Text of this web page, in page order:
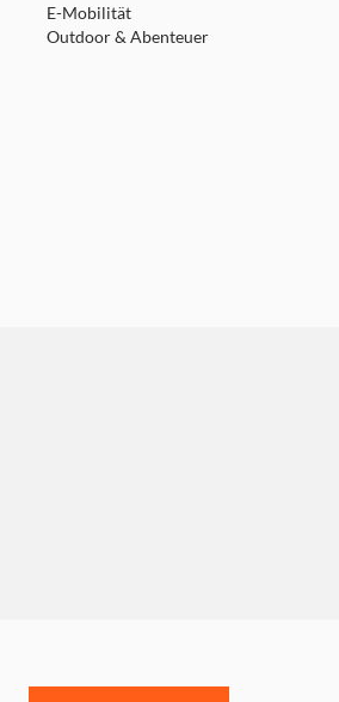
E-Mobilität
Outdoor & Abenteuer